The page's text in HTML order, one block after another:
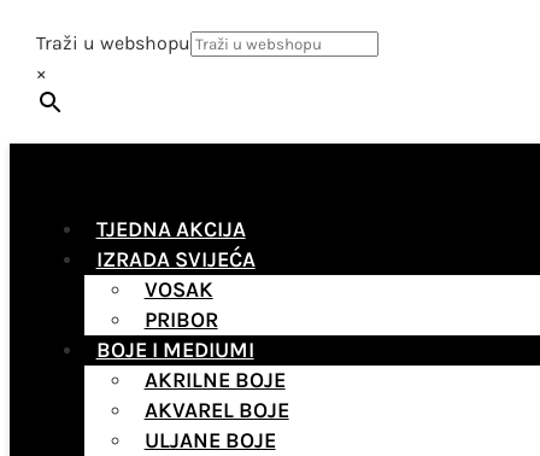
Traži u webshopu
×
TJEDNA AKCIJA
IZRADA SVIJEĆA
VOSAK
PRIBOR
BOJE I MEDIUMI
AKRILNE BOJE
AKVAREL BOJE
ULJANE BOJE